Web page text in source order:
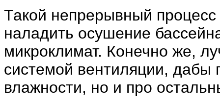
Такой непрерывный
наладить осушение
микроклимат. Конечно же,
системой вентиляции, дабы
влажности, но и про